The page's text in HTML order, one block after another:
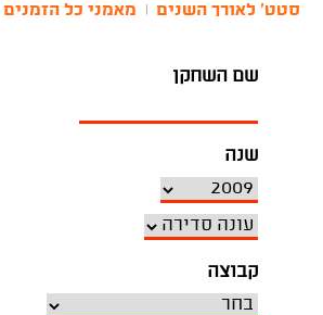
סטט' לאורך השנים מאמני כל הזמנים
שם השחקן
שנה
קבוצה